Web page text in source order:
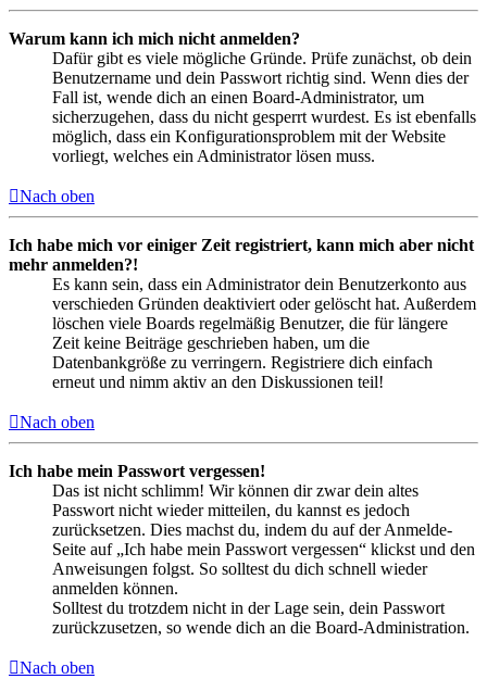
Warum kann ich mich nicht anmelden?
Dafür gibt es viele mögliche Gründe. Prüfe zunächst, ob dein
Benutzername und dein Passwort richtig sind. Wenn dies der
Fall ist, wende dich an einen Board-Administrator, um
sicherzugehen, dass du nicht gesperrt wurdest. Es ist ebenfalls
möglich, dass ein Konfigurationsproblem mit der Website
vorliegt, welches ein Administrator lösen muss.
Nach oben
Ich habe mich vor einiger Zeit registriert, kann mich aber nicht
mehr anmelden?!
Es kann sein, dass ein Administrator dein Benutzerkonto aus
verschieden Gründen deaktiviert oder gelöscht hat. Außerdem
löschen viele Boards regelmäßig Benutzer, die für längere
Zeit keine Beiträge geschrieben haben, um die
Datenbankgröße zu verringern. Registriere dich einfach
erneut und nimm aktiv an den Diskussionen teil!
Nach oben
Ich habe mein Passwort vergessen!
Das ist nicht schlimm! Wir können dir zwar dein altes
Passwort nicht wieder mitteilen, du kannst es jedoch
zurücksetzen. Dies machst du, indem du auf der Anmelde-
Seite auf „Ich habe mein Passwort vergessen“ klickst und den
Anweisungen folgst. So solltest du dich schnell wieder
anmelden können.
Solltest du trotzdem nicht in der Lage sein, dein Passwort
zurückzusetzen, so wende dich an die Board-Administration.
Nach oben